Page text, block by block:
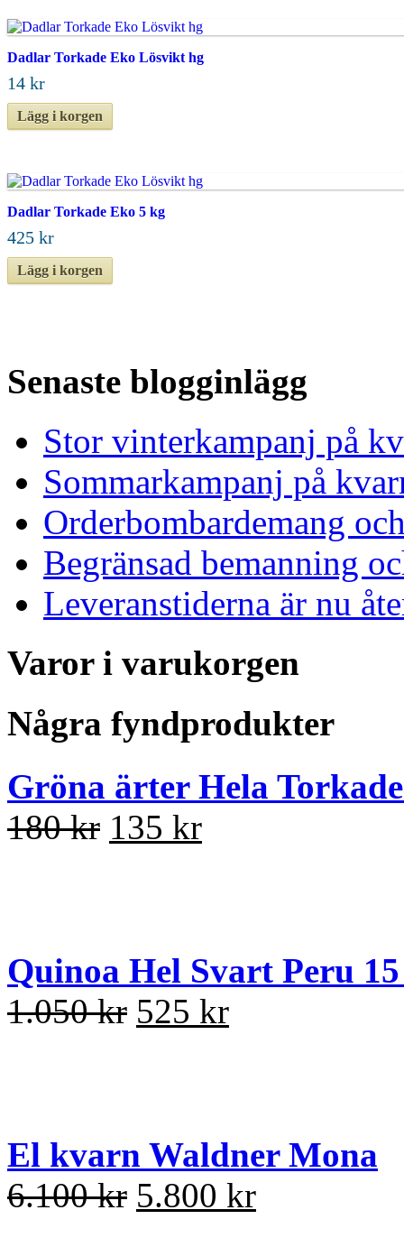
Dadlar Torkade Eko Lösvikt hg
14 kr
Lägg i korgen
Dadlar Torkade Eko 5 kg
425 kr
Lägg i korgen
Senaste blogginlägg
Stor vinterkampanj på
Sommarkampanj på
Orderbombardemang
Begränsad bemanning
Leveranstiderna är nu
Varor i varukorgen
Några fyndprodukter
Gröna ärter Hela
180 kr 135 kr
Quinoa Hel Svart Peru
1.050 kr 525 kr
El kvarn Waldner Mona
6.100 kr 5.800 kr